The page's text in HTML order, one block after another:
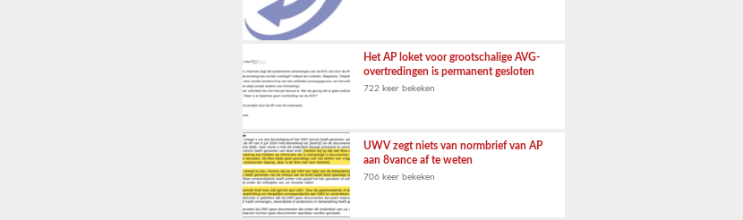
Het AP loket voor grootschalige AVG-
overtredingen is permanent gesloten
722 keer bekeken
UWV zegt niets van normbrief van AP
aan 8vance af te weten
706 keer bekeken